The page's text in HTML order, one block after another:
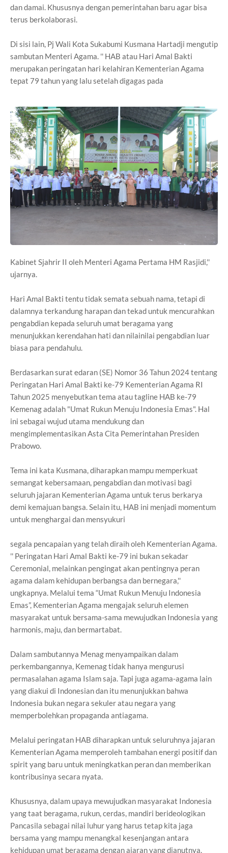
dan damai. Khususnya dengan pemerintahan baru agar bisa
terus berkolaborasi.
Di sisi lain, Pj Wali Kota Sukabumi Kusmana Hartadji mengutip
sambutan Menteri Agama. '' HAB atau Hari Amal Bakti
merupakan peringatan hari kelahiran Kementerian Agama
tepat 79 tahun yang lalu setelah digagas pada
Kabinet Sjahrir II oleh Menteri Agama Pertama HM Rasjidi,''
ujarnya.
Hari Amal Bakti tentu tidak semata sebuah nama, tetapi di
dalamnya terkandung harapan dan tekad untuk mencurahkan
pengabdian kepada seluruh umat beragama yang
menunjukkan kerendahan hati dan nilainilai pengabdian luar
biasa para pendahulu.
Berdasarkan surat edaran (SE) Nomor 36 Tahun 2024 tentang
Peringatan Hari Amal Bakti ke-79 Kementerian Agama RI
Tahun 2025 menyebutkan tema atau tagline HAB ke-79
Kemenag adalah "Umat Rukun Menuju Indonesia Emas". Hal
ini sebagai wujud utama mendukung dan
mengimplementasikan Asta Cita Pemerintahan Presiden
Prabowo.
Tema ini kata Kusmana, diharapkan mampu memperkuat
semangat kebersamaan, pengabdian dan motivasi bagi
seluruh jajaran Kementerian Agama untuk terus berkarya
demi kemajuan bangsa. Selain itu, HAB ini menjadi momentum
untuk menghargai dan mensyukuri
segala pencapaian yang telah diraih oleh Kementerian Agama.
'' Peringatan Hari Amal Bakti ke-79 ini bukan sekadar
Ceremonial, melainkan pengingat akan pentingnya peran
agama dalam kehidupan berbangsa dan bernegara,''
ungkapnya. Melalui tema “Umat Rukun Menuju Indonesia
Emas”, Kementerian Agama mengajak seluruh elemen
masyarakat untuk bersama-sama mewujudkan Indonesia yang
harmonis, maju, dan bermartabat.
Dalam sambutannya Menag menyampaikan dalam
perkembangannya, Kemenag tidak hanya mengurusi
permasalahan agama Islam saja. Tapi juga agama-agama lain
yang diakui di Indonesian dan itu menunjukkan bahwa
Indonesia bukan negara sekuler atau negara yang
memperbolehkan propaganda antiagama.
Melalui peringatan HAB diharapkan untuk seluruhnya jajaran
Kementerian Agama memperoleh tambahan energi positif dan
spirit yang baru untuk meningkatkan peran dan memberikan
kontribusinya secara nyata.
Khususnya, dalam upaya mewujudkan masyarakat Indonesia
yang taat beragama, rukun, cerdas, mandiri berideologikan
Pancasila sebagai nilai luhur yang harus tetap kita jaga
bersama yang mampu menangkal kesenjangan antara
kehidupan umat beragama dengan ajaran yang dianutnya.